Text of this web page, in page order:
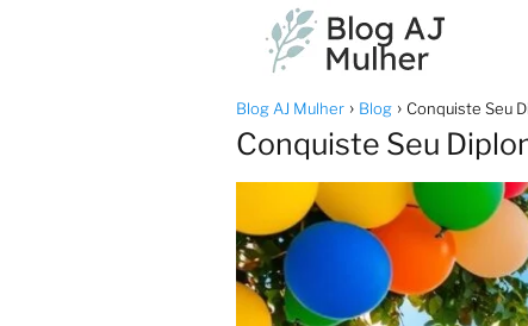
Blog AJ Mulher Blog Conquiste Seu
Conquiste Seu